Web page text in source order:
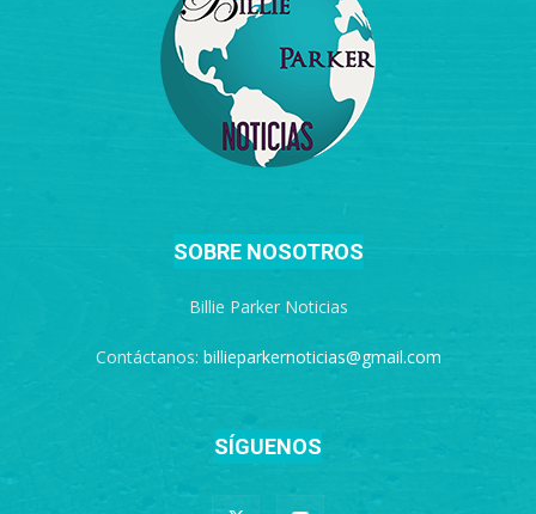
SOBRE NOSOTROS
Billie Parker Noticias
Contáctanos: billieparkernoticias@gmail.com
SÍGUENOS